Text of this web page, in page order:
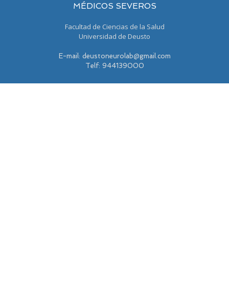
MÉDICOS SEVEROS
Facultad de Ciencias de la Salud
Universidad de Deusto
E-mail: deustoneurolab@gmail.com
Telf: 944139000